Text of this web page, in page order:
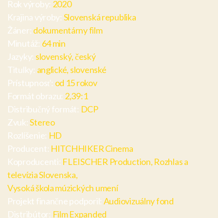
Rok výroby: 2020
Krajina výroby: Slovenská republika
Žáner: dokumentárny film
Minutáž: 64 min
Jazyky: slovenský, český
Titulky: anglické, slovenské
Prístupnosť: od 15 rokov
Formát obrazu: 2,39:1
Distribučný formát: DCP
Zvuk:Stereo
Rozlíšenie: HD
Producent: HITCHHIKER Cinema
Koproducenti: FLEISCHER Production, Rozhlas a
televízia Slovenska,
Vysoká škola múzických umení
Projekt finančne podporil: Audiovizuálny fond
Distribútor: Film Expanded